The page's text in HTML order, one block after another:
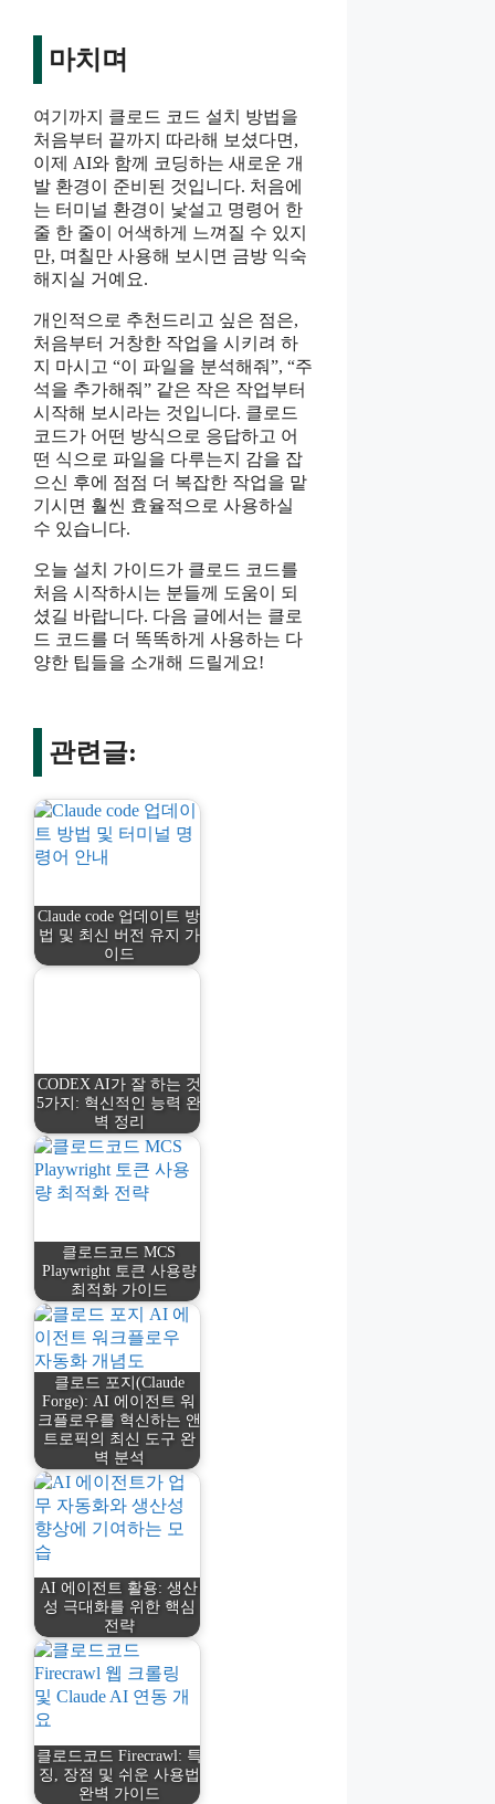
마치며
여기까지 클로드 코드 설치 방법을
처음부터 끝까지 따라해 보셨다면,
이제 AI와 함께 코딩하는 새로운 개
발 환경이 준비된 것입니다. 처음에
는 터미널 환경이 낯설고 명령어 한
줄 한 줄이 어색하게 느껴질 수 있지
만, 며칠만 사용해 보시면 금방 익숙
해지실 거예요.
개인적으로 추천드리고 싶은 점은,
처음부터 거창한 작업을 시키려 하
지 마시고 “이 파일을 분석해줘”, “주
석을 추가해줘” 같은 작은 작업부터
시작해 보시라는 것입니다. 클로드
코드가 어떤 방식으로 응답하고 어
떤 식으로 파일을 다루는지 감을 잡
으신 후에 점점 더 복잡한 작업을 맡
기시면 훨씬 효율적으로 사용하실
수 있습니다.
오늘 설치 가이드가 클로드 코드를
처음 시작하시는 분들께 도움이 되
셨길 바랍니다. 다음 글에서는 클로
드 코드를 더 똑똑하게 사용하는 다
양한 팁들을 소개해 드릴게요!
관련글:
Claude code 업데이트 방
법 및 최신 버전 유지 가
이드
CODEX AI가 잘 하는 것
5가지: 혁신적인 능력 완
벽 정리
클로드코드 MCS
Playwright 토큰 사용량
최적화 가이드
클로드 포지(Claude
Forge): AI 에이전트 워
크플로우를 혁신하는 앤
트로픽의 최신 도구 완
벽 분석
AI 에이전트 활용: 생산
성 극대화를 위한 핵심
전략
클로드코드 Firecrawl: 특
징, 장점 및 쉬운 사용법
완벽 가이드